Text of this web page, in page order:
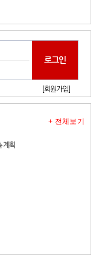
[회원가입]
계획
+ 전체보기